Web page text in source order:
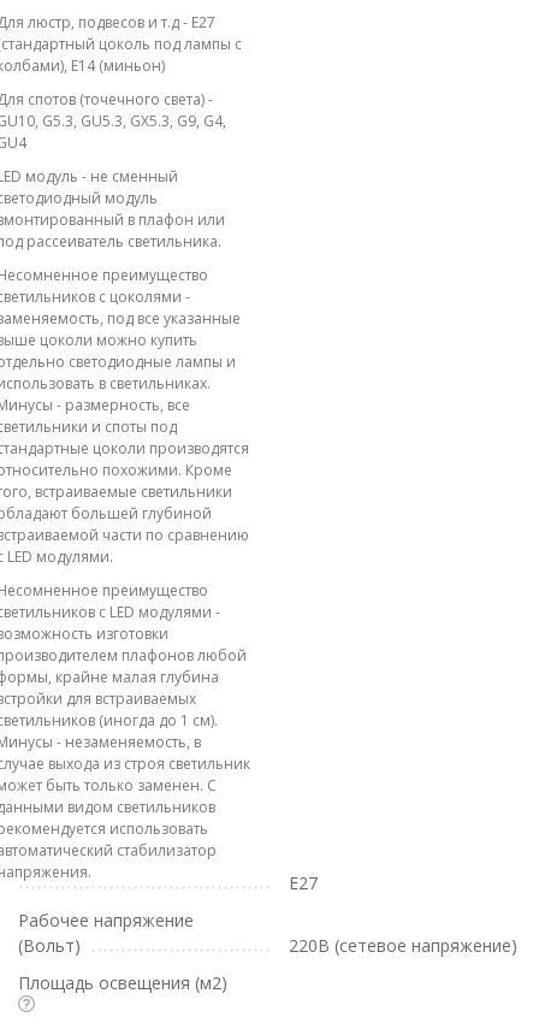
люстр, подвесов и т.д - E27
цоколь под лампы с
E14 (миньон)
спотов (точечного света) -
G5.3, GU5.3, GX5.3, G9, G4,
модуль - не сменный
модуль
в плафон или
рассеиватель светильника.
преимущество
с цоколями -
под все указанные
цоколи можно купить
светодиодные лампы и
в светильниках.
- размерность, все
и споты под
цоколи производятся
похожими. Кроме
встраиваемые светильники
большей глубиной
части по сравнению
LED модулями.
преимущество
с LED модулями -
изготовки
плафонов любой
крайне малая глубина
для встраиваемых
(иногда до 1 см).
- незаменяемость, в
выхода из строя светильник
быть только заменен. С
видом светильников
использовать
стабилизатор
E27
Рабочее напряжение
(Вольт)
220В (сетевое напряжение)
Площадь освещения (м2)